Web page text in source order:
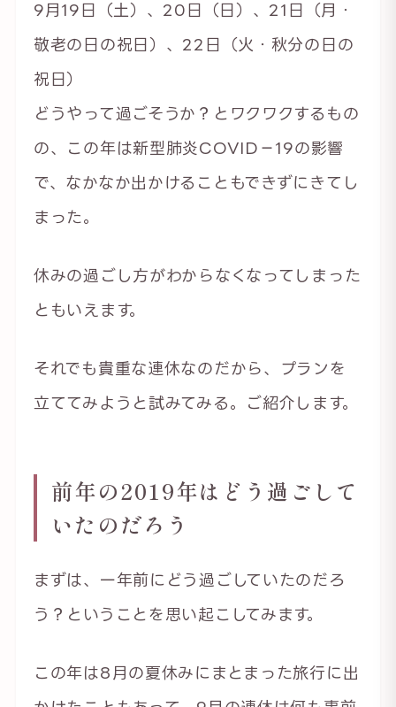
9月19日（土）、20日（日）、21日（月・
敬老の日の祝日）、22日（火・秋分の日の
祝日）
どうやって過ごそうか？とワクワクするもの
の、この年は新型肺炎COVID−19の影響
で、なかなか出かけることもできずにきてし
まった。
休みの過ごし方がわからなくなってしまった
ともいえます。
それでも貴重な連休なのだから、プランを
立ててみようと試みてみる。ご紹介します。
前年の2019年はどう過ごして
いたのだろう
まずは、一年前にどう過ごしていたのだろ
う？ということを思い起こしてみます。
この年は8月の夏休みにまとまった旅行に出